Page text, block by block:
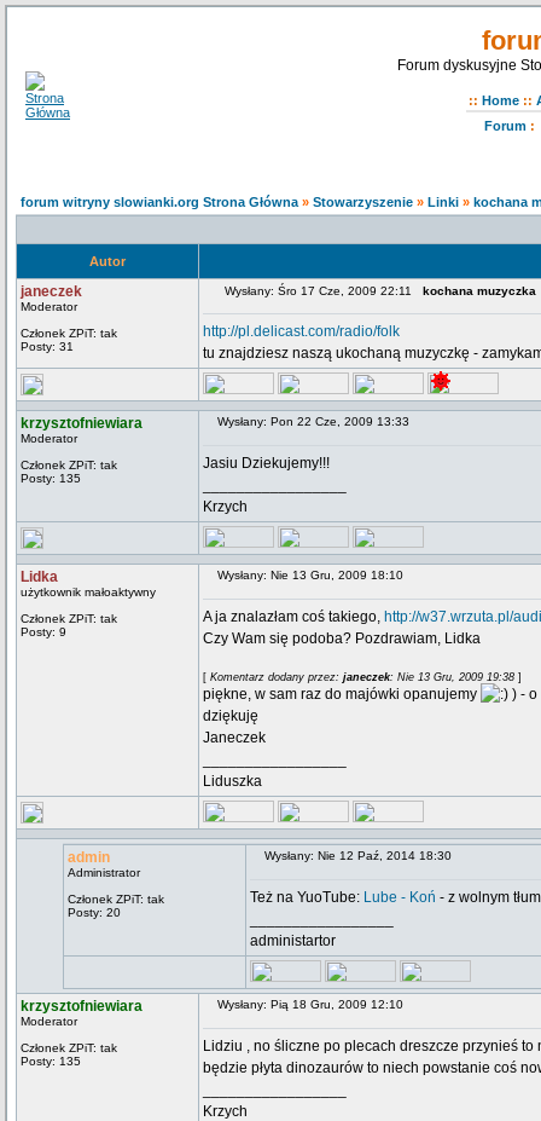
Forum dyskusyjne
:: Home ::
Forum:
forum witryny slowianki.org Strona Główna » Stowarzyszenie » Linki » kochana
Autor
janeczek
Moderator
Członek ZPiT: tak
Posty: 31
Wysłany: Śro 17 Cze, 2009 22:11 kochana muzyczka
http://pl.delicast.com/radio/folk
tu znajdziesz naszą ukochaną muzyczkę -
krzysztofniewiara
Moderator
Członek ZPiT: tak
Posty: 135
Wysłany: Pon 22 Cze, 2009 13:33
Jasiu Dziekujemy!!!
Krzych
Lidka
użytkownik małoaktywny
Członek ZPiT: tak
Posty: 9
Wysłany: Nie 13 Gru, 2009 18:10
A ja znalazłam coś takiego, http://w37.wrzuta.pl/
Czy Wam się podoba? Pozdrawiam, Lidka
[ Komentarz dodany przez: janeczek: Nie 13 Gru, 2009 19:38 ]
piękne, w sam raz do majówki opanujemy
) - o
dziękuję
Janeczek
Liduszka
admin
Administrator
Członek ZPiT: tak
Posty: 20
Wysłany: Nie 12 Paź, 2014 18:30
Też na YuoTube: Lube - Koń - z wolnym
administartor
krzysztofniewiara
Moderator
Członek ZPiT: tak
Posty: 135
Wysłany: Pią 18 Gru, 2009 12:10
Lidziu , no śliczne po plecach dreszcze przynieś
będzie płyta dinozaurów to niech powstanie coś
Krzych